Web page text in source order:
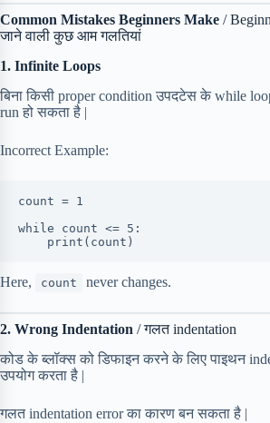
Common Mistakes Beginners Make /
जाने वाली कुछ आम गलतियां
1. Infinite Loops
बिना किसी proper condition उपदटेस के while
run हो सकता है |
Incorrect Example:
count = 1
while count <= 5:
    print(count)
Here, count never changes.
2. Wrong Indentation / गलत indentation
कोड के ब्लॉक्स को डिफाइन करने के लिए पाइथन
उपयोग करता है |
गलत indentation error का कारण बन सकता है |